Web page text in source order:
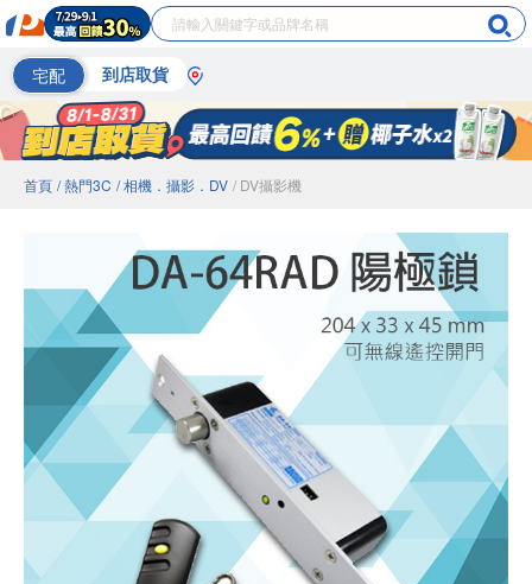
宅配 到店取貨
首頁 / 熱門3C / 相機．攝影．DV / DV攝影機